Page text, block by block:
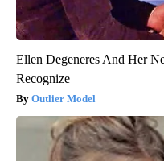
Ellen Degeneres And Her
Recognize
Outlier Model